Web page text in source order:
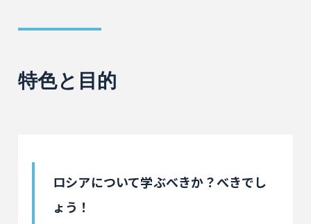
特色と目的
ロシアについて学ぶべきか？べきでし
ょう！